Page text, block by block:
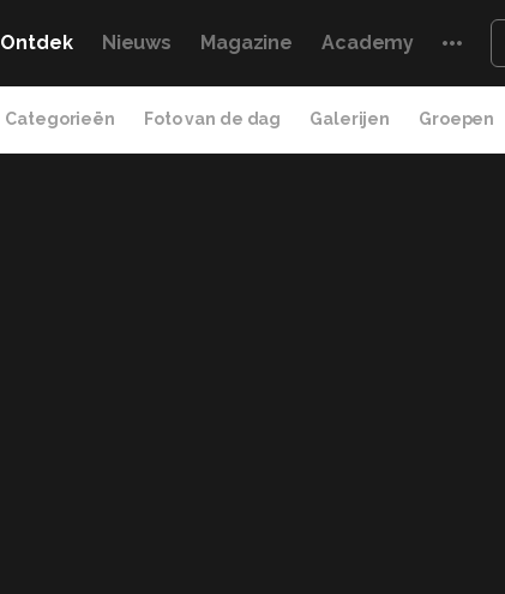
Ontdek Nieuws Magazine Academy
Categorieën Foto van de dag Galerijen Groepen